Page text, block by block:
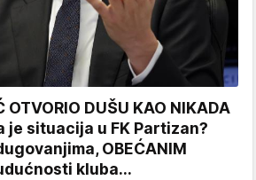
OTVORIO DUŠU KAO NIKADA
je situacija u FK Partizan?
OBEĆANIM
kluba...